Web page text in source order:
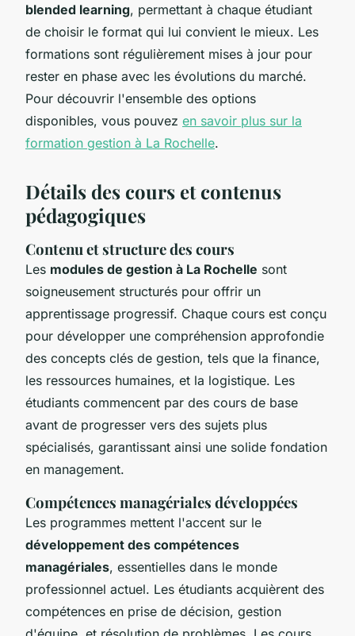
blended learning, permettant à chaque étudiant
de choisir le format qui lui convient le mieux. Les
formations sont régulièrement mises à jour pour
rester en phase avec les évolutions du marché.
Pour découvrir l'ensemble des options
disponibles, vous pouvez en savoir plus sur la
formation gestion à La Rochelle.
Détails des cours et contenus
pédagogiques
Contenu et structure des cours
Les modules de gestion à La Rochelle sont
soigneusement structurés pour offrir un
apprentissage progressif. Chaque cours est conçu
pour développer une compréhension approfondie
des concepts clés de gestion, tels que la finance,
les ressources humaines, et la logistique. Les
étudiants commencent par des cours de base
avant de progresser vers des sujets plus
spécialisés, garantissant ainsi une solide fondation
en management.
Compétences managériales développées
Les programmes mettent l'accent sur le
développement des compétences
managériales, essentielles dans le monde
professionnel actuel. Les étudiants acquièrent des
compétences en prise de décision, gestion